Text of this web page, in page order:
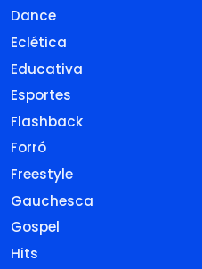
Dance
Eclética
Educativa
Esportes
Flashback
Forró
Freestyle
Gauchesca
Gospel
Hits